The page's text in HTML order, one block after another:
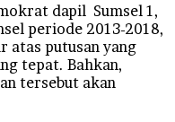
dapil Sumsel 1,
periode 2013-2018,
atas putusan yang
tepat. Bahkan,
tersebut akan